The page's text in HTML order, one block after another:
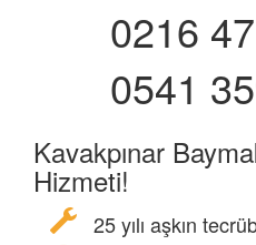
0216
0541
Kavakpınar
Hizmeti!
25 yılı aşkın